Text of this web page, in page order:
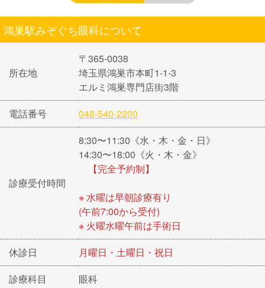
鴻巣駅みぞぐち眼科について
所在地
〒365-0038
埼玉県鴻巣市本町1-1-3
エルミ鴻巣専門店街3階
電話番号
048-540-2200
診療受付時間
8:30〜11:30《水・木・金・日》
14:30〜18:00《火・木・金》
【完全予約制】
※ 水曜は早朝診療有り
(午前7:00から受付)
※ 火曜水曜午前は手術日
休診日
月曜日・土曜日・祝日
診療科目
眼科